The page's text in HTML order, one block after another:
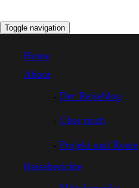
Toggle navigation
Home
About
Der Reiseblog
Über mich
Projekt und Route
Reiseberichte